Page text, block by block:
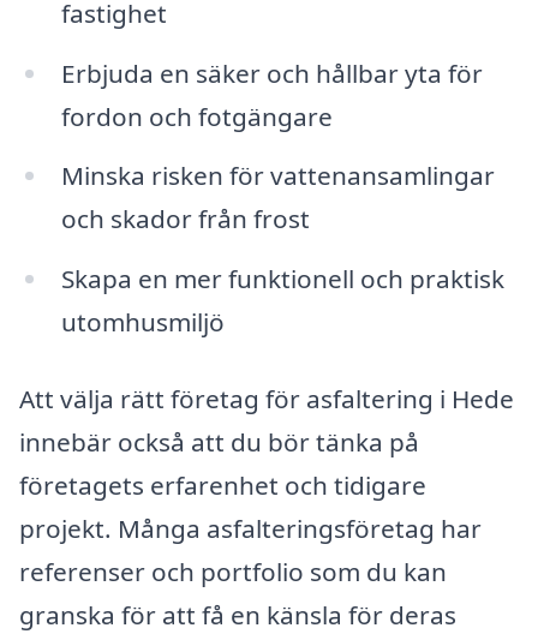
fastighet
Erbjuda en säker och hållbar yta för
fordon och fotgängare
Minska risken för vattenansamlingar
och skador från frost
Skapa en mer funktionell och praktisk
utomhusmiljö
Att välja rätt företag för asfaltering i Hede
innebär också att du bör tänka på
företagets erfarenhet och tidigare
projekt. Många asfalteringsföretag har
referenser och portfolio som du kan
granska för att få en känsla för deras